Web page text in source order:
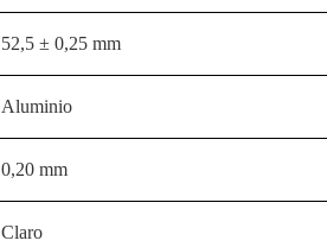
52,5 ± 0,25 mm
Aluminio
0,20 mm
Claro